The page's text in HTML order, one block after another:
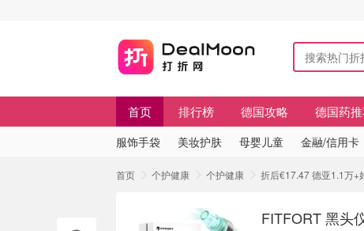
首页 排行榜 德国攻略 德国药
服饰手袋 美妆护肤 母婴儿童 金融/信用卡
首页 个护健康 个护健康 折后€17.47 德亚1.1万+
FITFORT 黑头